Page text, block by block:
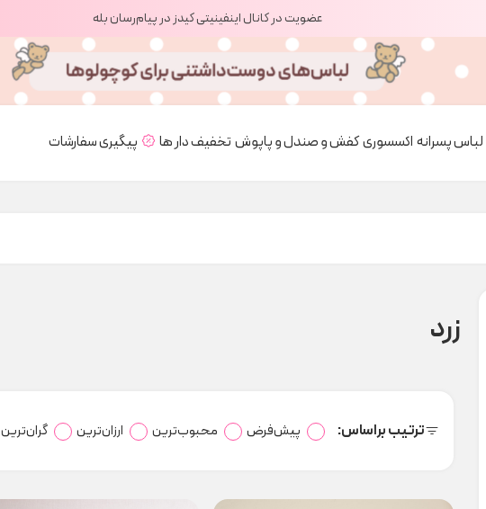
عضویت در کانال اینفینیتی کیدز در پیام‌رسان بله
لباس پسرانه اکسسوریکفش و صندل و پاپوش تخفیف دار ها پیگیری سفارشات
زرد
ترتیب براساس: پیش‌فرض محبوب‌ترین ارزان‌ترین گران‌ترین